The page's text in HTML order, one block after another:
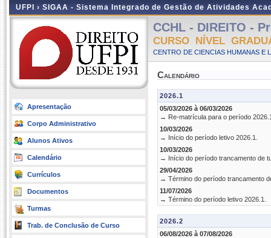
UFPI › SIGAA - Sistema Integrado de Gestão de Atividades
Apresentação
Corpo Administrativo
Alunos Ativos
Calendário
Currículos
Documentos
Turmas
Trab. de Conclusão de Curso
CCHL - DIREITO -
CURSO NÍVEL
CENTRO DE CIENCIAS HUMANAS E
Calendário
2026.1
05/03/2026 à 06/03/2026
→ Re-matrícula para o período
10/03/2026
→ Início do período letivo 2026.1.
10/03/2026
→ Início do período trancamento de
29/04/2026
→ Término do período trancamento
11/07/2026
→ Término do período letivo 2026.1.
2026.2
06/08/2026 à 07/08/2026